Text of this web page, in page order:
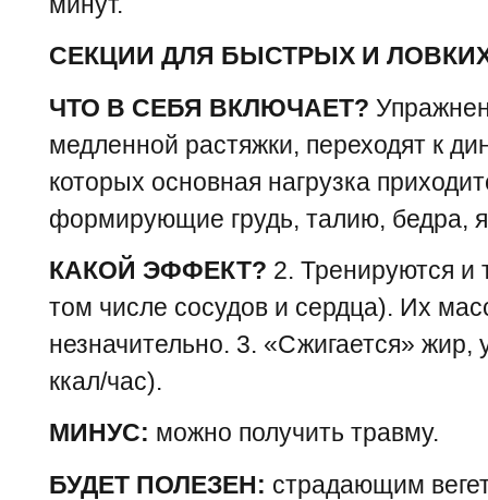
СЕКЦИИ ДЛЯ БЫСТРЫХ И
ЧТО В СЕБЯ ВКЛЮЧАЕТ?
медленной растяжки, переходят к
которых основная нагрузка
формирующие грудь, талию, бедра,
КАКОЙ ЭФФЕКТ? 2. Тренируются
том числе сосудов и сердца). Их
незначительно. 3. «Сжигается»
ккал/час).
МИНУС: можно получить травму.
БУДЕТ ПОЛЕЗЕН: страдающим